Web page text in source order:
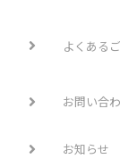
よくある
お問い合
お知らせ